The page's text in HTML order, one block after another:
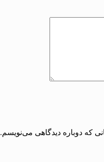
که دوباره دیدگاهی می‌نویسم.